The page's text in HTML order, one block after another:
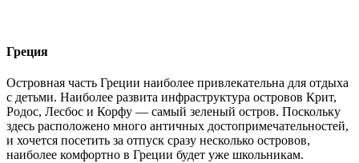
Греция
Островная часть Греции наиболее привлекательна для отдыха
с детьми. Наиболее развита инфраструктура островов Крит,
Родос, Лесбос и Корфу — самый зеленый остров. Поскольку
здесь расположено много античных достопримечательностей,
и хочется посетить за отпуск сразу несколько островов,
наиболее комфортно в Греции будет уже школьникам.